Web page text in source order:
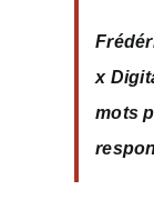
x
mots